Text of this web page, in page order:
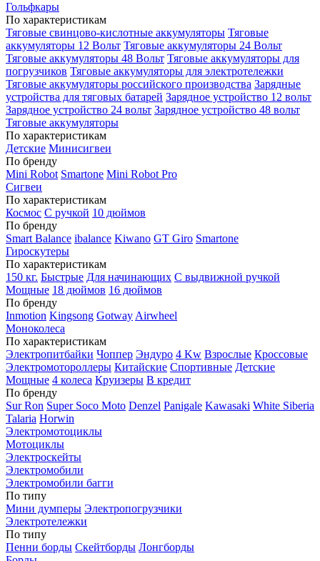
Гольфкары
По характеристикам
Тяговые свинцово-кислотные аккумуляторы Тяговые
аккумуляторы 12 Вольт Тяговые аккумуляторы 24 Вольт
Тяговые аккумуляторы 48 Вольт Тяговые аккумуляторы для
погрузчиков Тяговые аккумуляторы для электротележки
Тяговые аккумуляторы российского производства Зарядные
устройства для тяговых батарей Зарядное устройство 12 вольт
Зарядное устройство 24 вольт Зарядное устройство 48 вольт
Тяговые аккумуляторы
По характеристикам
Детские Минисигвеи
По бренду
Mini Robot Smartone Mini Robot Pro
Сигвеи
По характеристикам
Космос С ручкой 10 дюймов
По бренду
Smart Balance ibalance Kiwano GT Giro Smartone
Гироскутеры
По характеристикам
150 кг. Быстрые Для начинающих С выдвижной ручкой
Мощные 18 дюймов 16 дюймов
По бренду
Inmotion Kingsong Gotway Airwheel
Моноколеса
По характеристикам
Электропитбайки Чоппер Эндуро 4 Kw Взрослые Кроссовые
Электромотороллеры Китайские Спортивные Детские
Мощные 4 колеса Круизеры В кредит
По бренду
Sur Ron Super Soco Moto Denzel Panigale Kawasaki White Siberia
Talaria Horwin
Электромотоциклы
Мотоциклы
Электроскейты
Электромобили
Электромобили багги
По типу
Мини думперы Электропогрузчики
Электротележки
По типу
Пенни борды Скейтборды Лонгборды